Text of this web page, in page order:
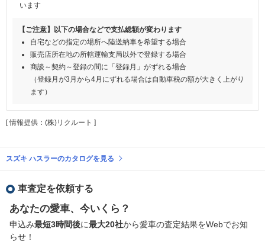
います
【ご注意】以下の場合などで支払総額が変わります
自宅などの指定の場所へ陸送納車を希望する場合
販売店所在地の所轄運輸支局以外で登録する場合
商談～契約～登録の間に「登録月」がずれる場合
（登録月が3月から4月にずれる場合は自動車税の額が大きく上がり
ます）
[ 情報提供：(株)リクルート ]
スズキ ハスラーのカタログを見る
車査定を依頼する
あなたの愛車、今いくら？
申込み最短3時間後に最大20社から愛車の査定結果をWebでお知
らせ！